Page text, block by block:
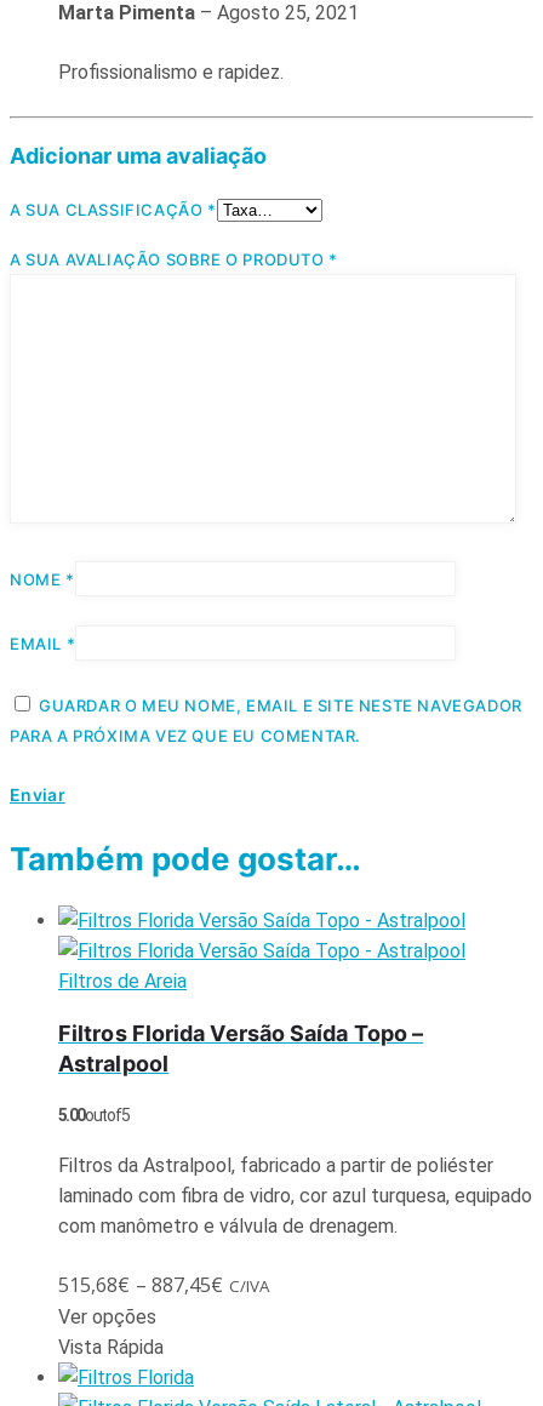
Marta Pimenta – Agosto 25, 2021
Profissionalismo e rapidez.
Adicionar uma avaliação
A SUA CLASSIFICAÇÃO *
A SUA AVALIAÇÃO SOBRE O PRODUTO *
NOME *
EMAIL *
GUARDAR O MEU NOME, EMAIL E SITE NESTE NAVEGADOR
PARA A PRÓXIMA VEZ QUE EU COMENTAR.
Também pode gostar…
Filtros de Areia
Filtros Florida Versão Saída Topo –
Astralpool
5.00out of 5
Filtros da Astralpool, fabricado a partir de poliéster
laminado com fibra de vidro, cor azul turquesa, equipado
com manômetro e válvula de drenagem.
515,68€ – 887,45€ C/IVA
Ver opções
Vista Rápida